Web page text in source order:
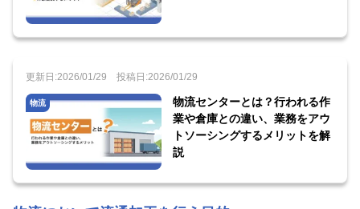
更新日:2026/01/29 投稿日:2026/01/29
物流
物流センターとは？行われる作
業や倉庫との違い、業務をアウ
トソーシングするメリットを解
説